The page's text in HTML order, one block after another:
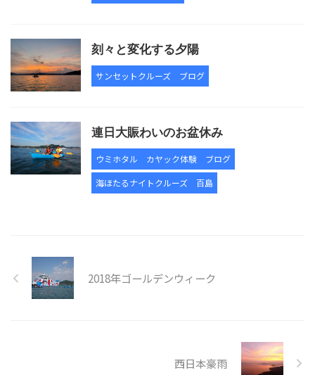
刻々と変化する夕陽
サンセットクルーズ ブログ
連日大賑わいのお盆休み
ウミホタル カヤック体験
ブログ
海ほたるナイトクルーズ
百島
2018年ゴールデンウィーク
西日本豪雨